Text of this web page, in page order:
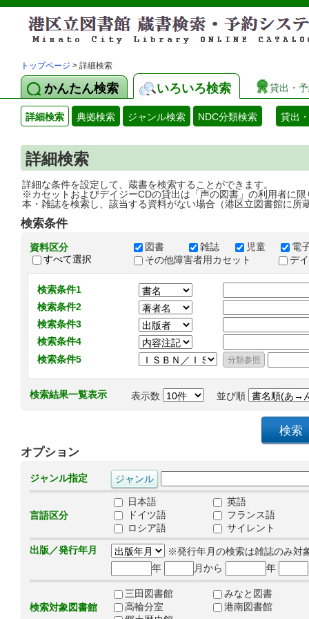
トップページ > 詳細検索
かんたん検索 いろいろ検索 貸出・
詳細検索 典拠検索 ジャンル検索 NDC分類検索 貸出
詳細検索
詳細な条件を設定して、蔵書を検索することができます。
※カセットおよびデイジーCDの貸出は「声の図書」の利用者に限
本・雑誌を検索し、該当する資料がない場合（港区立図書館に所
検索条件
資料区分
すべて選択
図書 雑誌 児童
電
その他障害者用カセット
デ
検索条件1
検索条件2
検索条件3
検索条件4
検索条件5
検索結果一覧表示 表示数 並び順
オプション
ジャンル指定
言語区分
日本語
英語
ドイツ語
フランス語
ロシア語
サイレント
出版／発行年月
※発行年月の検索は雑誌のみ対
年
月から 年
検索対象図書館
三田図書館
みなと図書
高輪分室
港南図書館